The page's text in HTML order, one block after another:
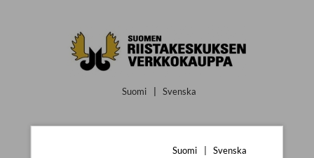
Suomi Svenska
Suomi Svenska